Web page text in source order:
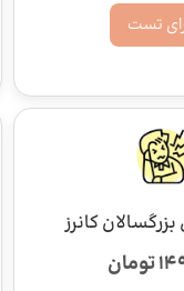
تست
کانرز